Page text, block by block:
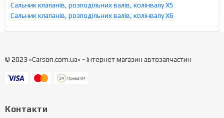
Сальник клапанів, розподільних валів, колінвалу X5
Сальник клапанів, розподільних валів, колінвалу X6
© 2023 «Carson.com.ua» - інтернет магазин автозапчастин
Контакти